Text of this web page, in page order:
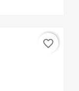
favorite_border